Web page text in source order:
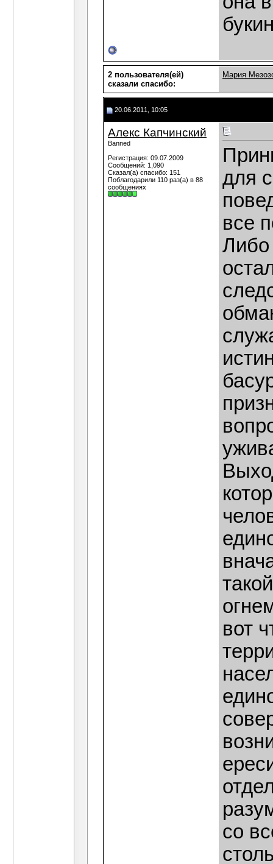
2 пользователя(ей)
сказали cпасибо:
Мария
20.06.2011, 10:05
Алекс Капчинский
Banned
Регистрация: 09.07.2009
Сообщений: 1,090
Сказал(а) спасибо: 151
Поблагодарили 110 раз(а) в 88
сообщениях
для
все
Либо
вот
со